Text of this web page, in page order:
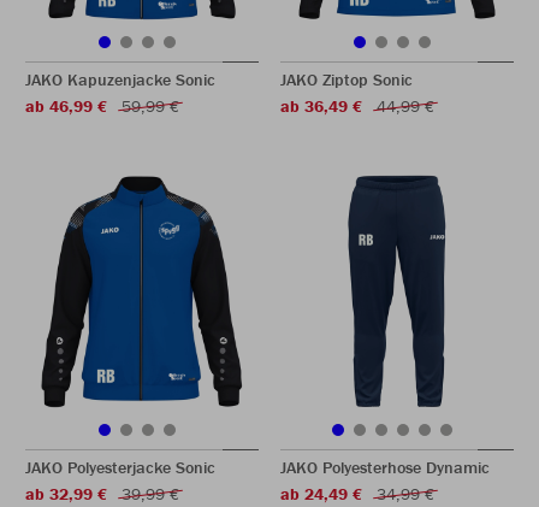
JAKO Kapuzenjacke Sonic
ab 46,99 €
59,99 €
JAKO Ziptop Sonic
ab 36,49 €
44,99 €
JAKO Polyesterjacke Sonic
ab 32,99 €
39,99 €
JAKO Polyesterhose Dynamic
ab 24,49 €
34,99 €